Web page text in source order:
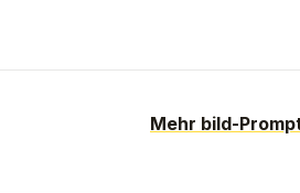
Mehr bild-